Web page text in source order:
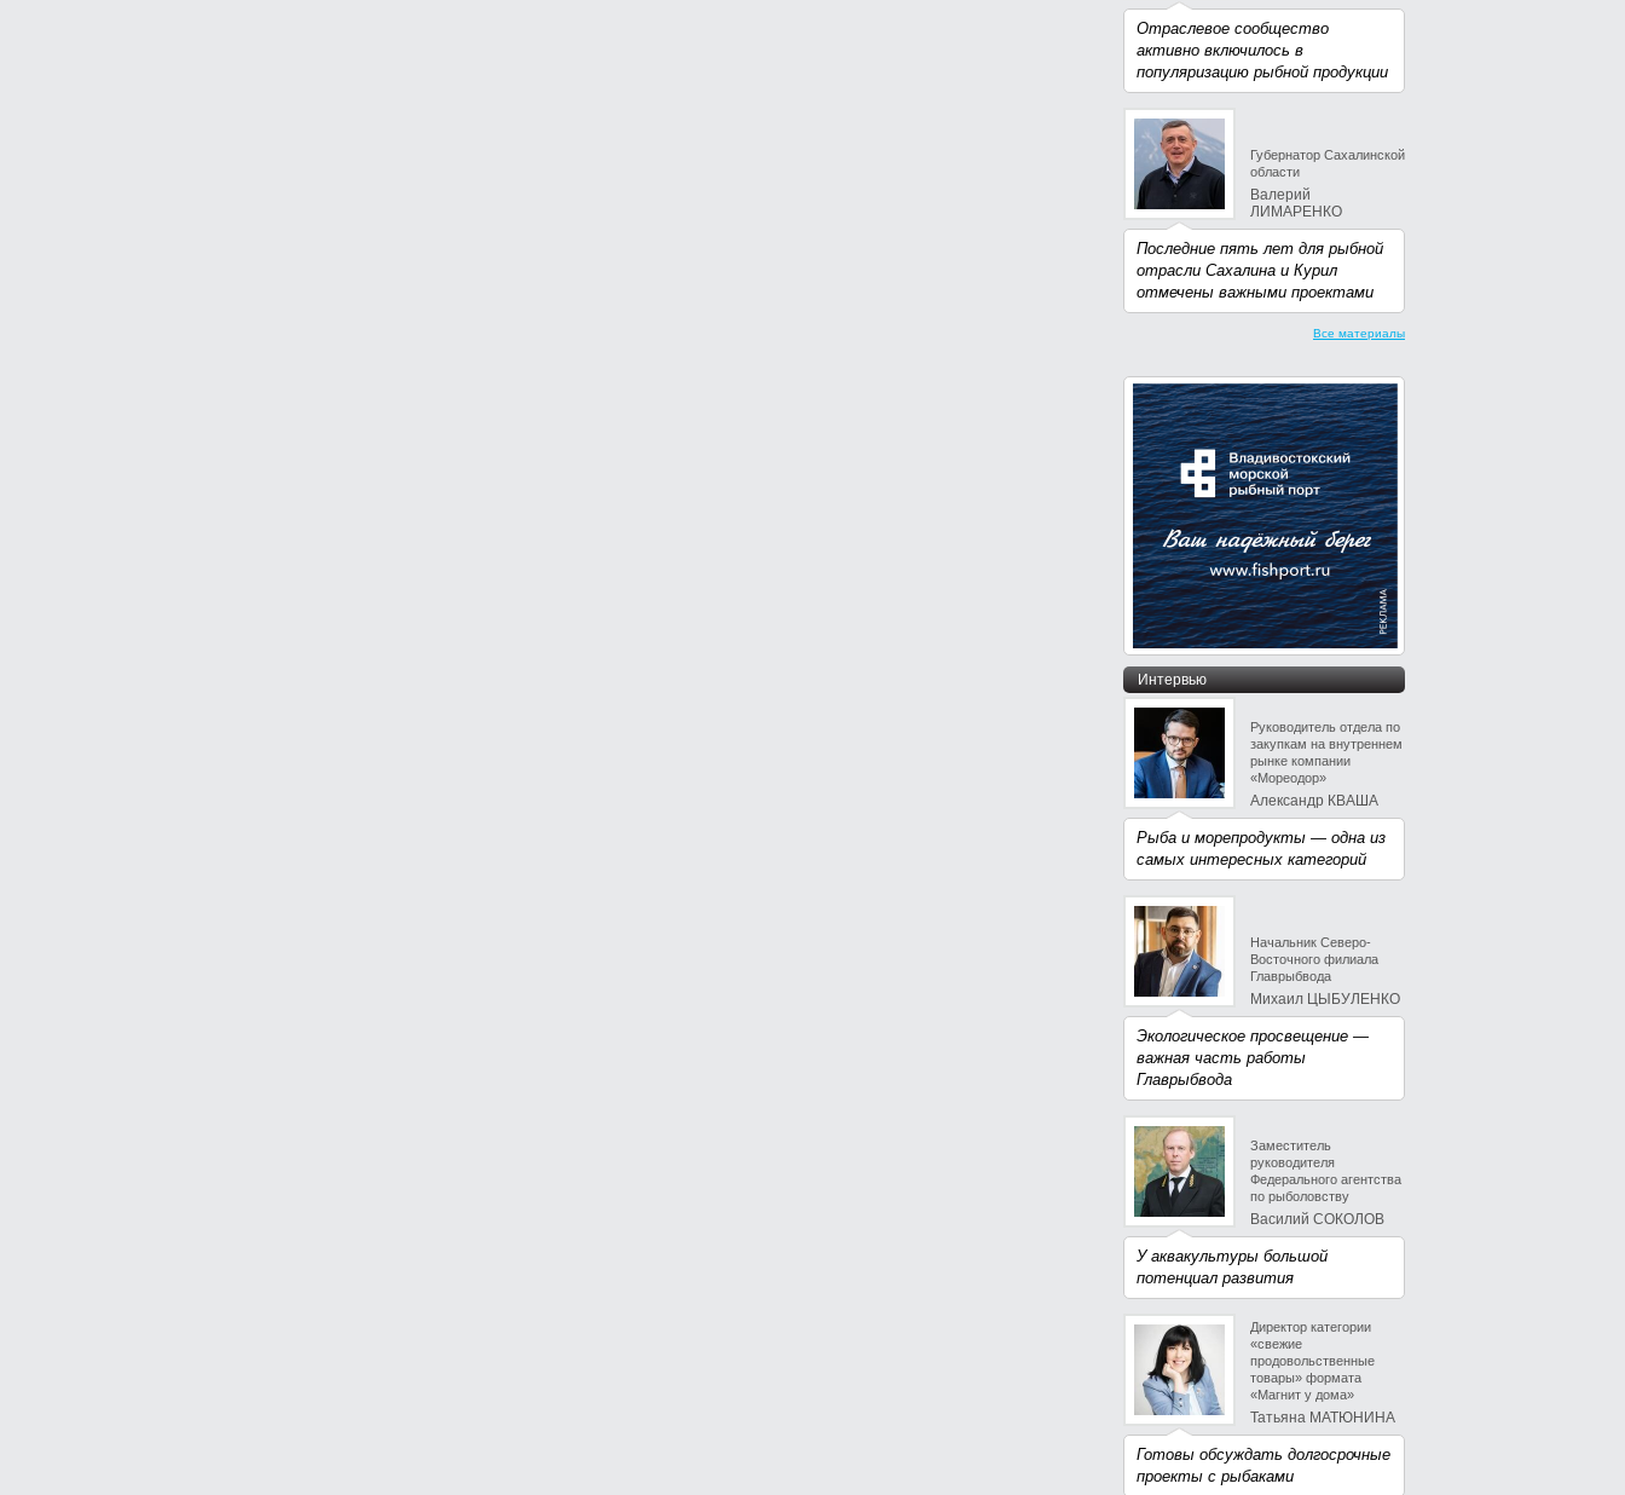
Отраслевое сообщество
активно включилось в
популяризацию рыбной продукции
Губернатор Сахалинской
области
Валерий
ЛИМАРЕНКО
Последние пять лет для рыбной
отрасли Сахалина и Курил
отмечены важными проектами
Все материалы
Интервью
Руководитель отдела по
закупкам на внутреннем
рынке компании
«Мореодор»
Александр КВАША
Рыба и морепродукты — одна из
самых интересных категорий
Начальник Северо-
Восточного филиала
Главрыбвода
Михаил ЦЫБУЛЕНКО
Экологическое просвещение —
важная часть работы
Главрыбвода
Заместитель
руководителя
Федерального агентства
по рыболовству
Василий СОКОЛОВ
У аквакультуры большой
потенциал развития
Директор категории
«свежие
продовольственные
товары» формата
«Магнит у дома»
Татьяна МАТЮНИНА
Готовы обсуждать долгосрочные
проекты с рыбаками